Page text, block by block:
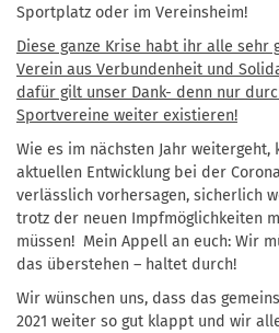
Sportplatz oder im Vereinsheim!
Diese ganze Krise habt ihr alle
Verein aus Verbundenheit und
dafür gilt unser Dank- denn nur
Sportvereine weiter existieren!
Wie es im nächsten Jahr
aktuellen Entwicklung bei der
verlässlich vorhersagen, sicherlich
trotz der neuen Impfmöglichkeiten
müssen! Mein Appell an euch: Wir
das überstehen – haltet durch!
Wir wünschen uns, dass das
2021 weiter so gut klappt und wir